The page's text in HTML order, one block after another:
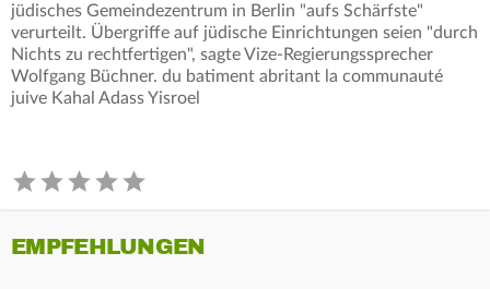
jüdisches Gemeindezentrum in Berlin "aufs Schärfste"
verurteilt. Übergriffe auf jüdische Einrichtungen seien "durch
Nichts zu rechtfertigen", sagte Vize-Regierungssprecher
Wolfgang Büchner. du batiment abritant la communauté
juive Kahal Adass Yisroel
EMPFEHLUNGEN